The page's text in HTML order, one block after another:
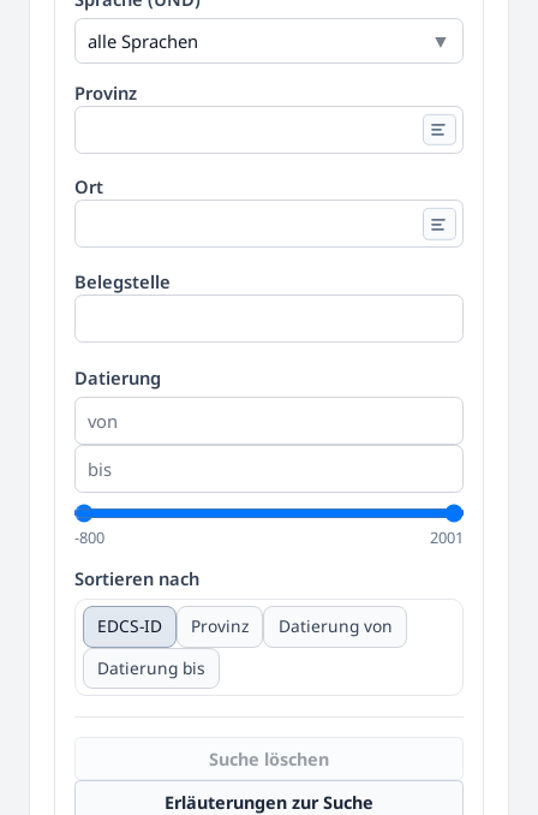
alle Sprachen
Provinz
Ort
Belegstelle
Datierung
-800 2001
Sortieren nach
EDCS-ID Provinz
Datierung von
Datierung bis
Suche löschen
Erläuterungen zur Suche